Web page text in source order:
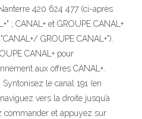
420 624 477 (ci-après
; CANAL+ et GROUPE CANAL+
GROUPE CANAL+").
CANAL+ pour
aux offres CANAL+.
le canal 191 (en
vers la droite jusqu’à
commander et appuyez sur